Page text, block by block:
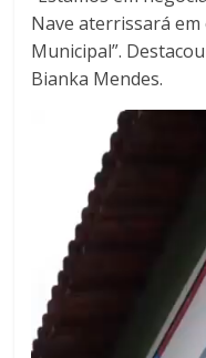
Nave aterrissará
Municipal”.
Bianka Mendes.